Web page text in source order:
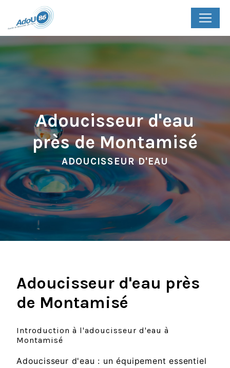
Adoucisseur d'eau
près de Montamisé
ADOUCISSEUR D'EAU
Adoucisseur d'eau près
de Montamisé
Introduction à l'adoucisseur d'eau à
Montamisé
Adoucisseur d'eau : un équipement essentiel
Panneau de gestion des cookies